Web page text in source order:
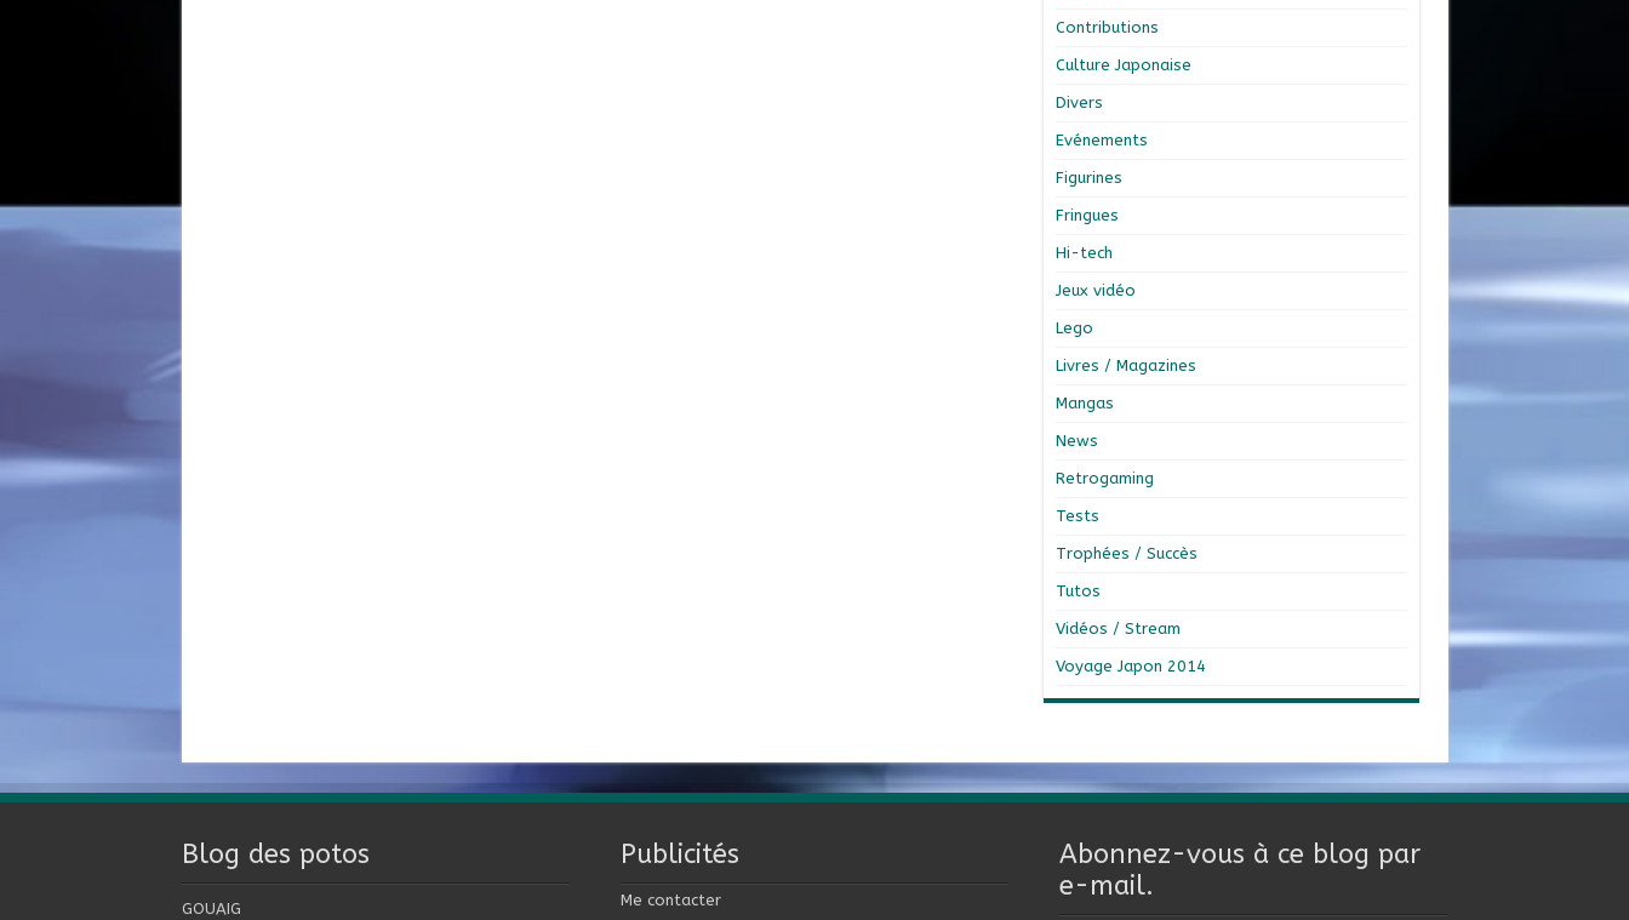
Contributions
Culture Japonaise
Divers
Evénements
Figurines
Fringues
Hi-tech
Jeux vidéo
Lego
Livres / Magazines
Mangas
News
Retrogaming
Tests
Trophées / Succès
Tutos
Vidéos / Stream
Voyage Japon 2014
Blog des potos
GOUAIG
Publicités
Me contacter
Abonnez-vous à ce blog par
e-mail.